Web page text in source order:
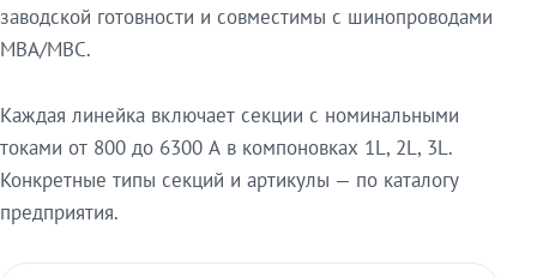
заводской готовности и совместимы с шинопроводами
МВА/МВС.
Каждая линейка включает секции с номинальными
токами от 800 до 6300 А в компоновках 1L, 2L, 3L.
Конкретные типы секций и артикулы — по каталогу
предприятия.